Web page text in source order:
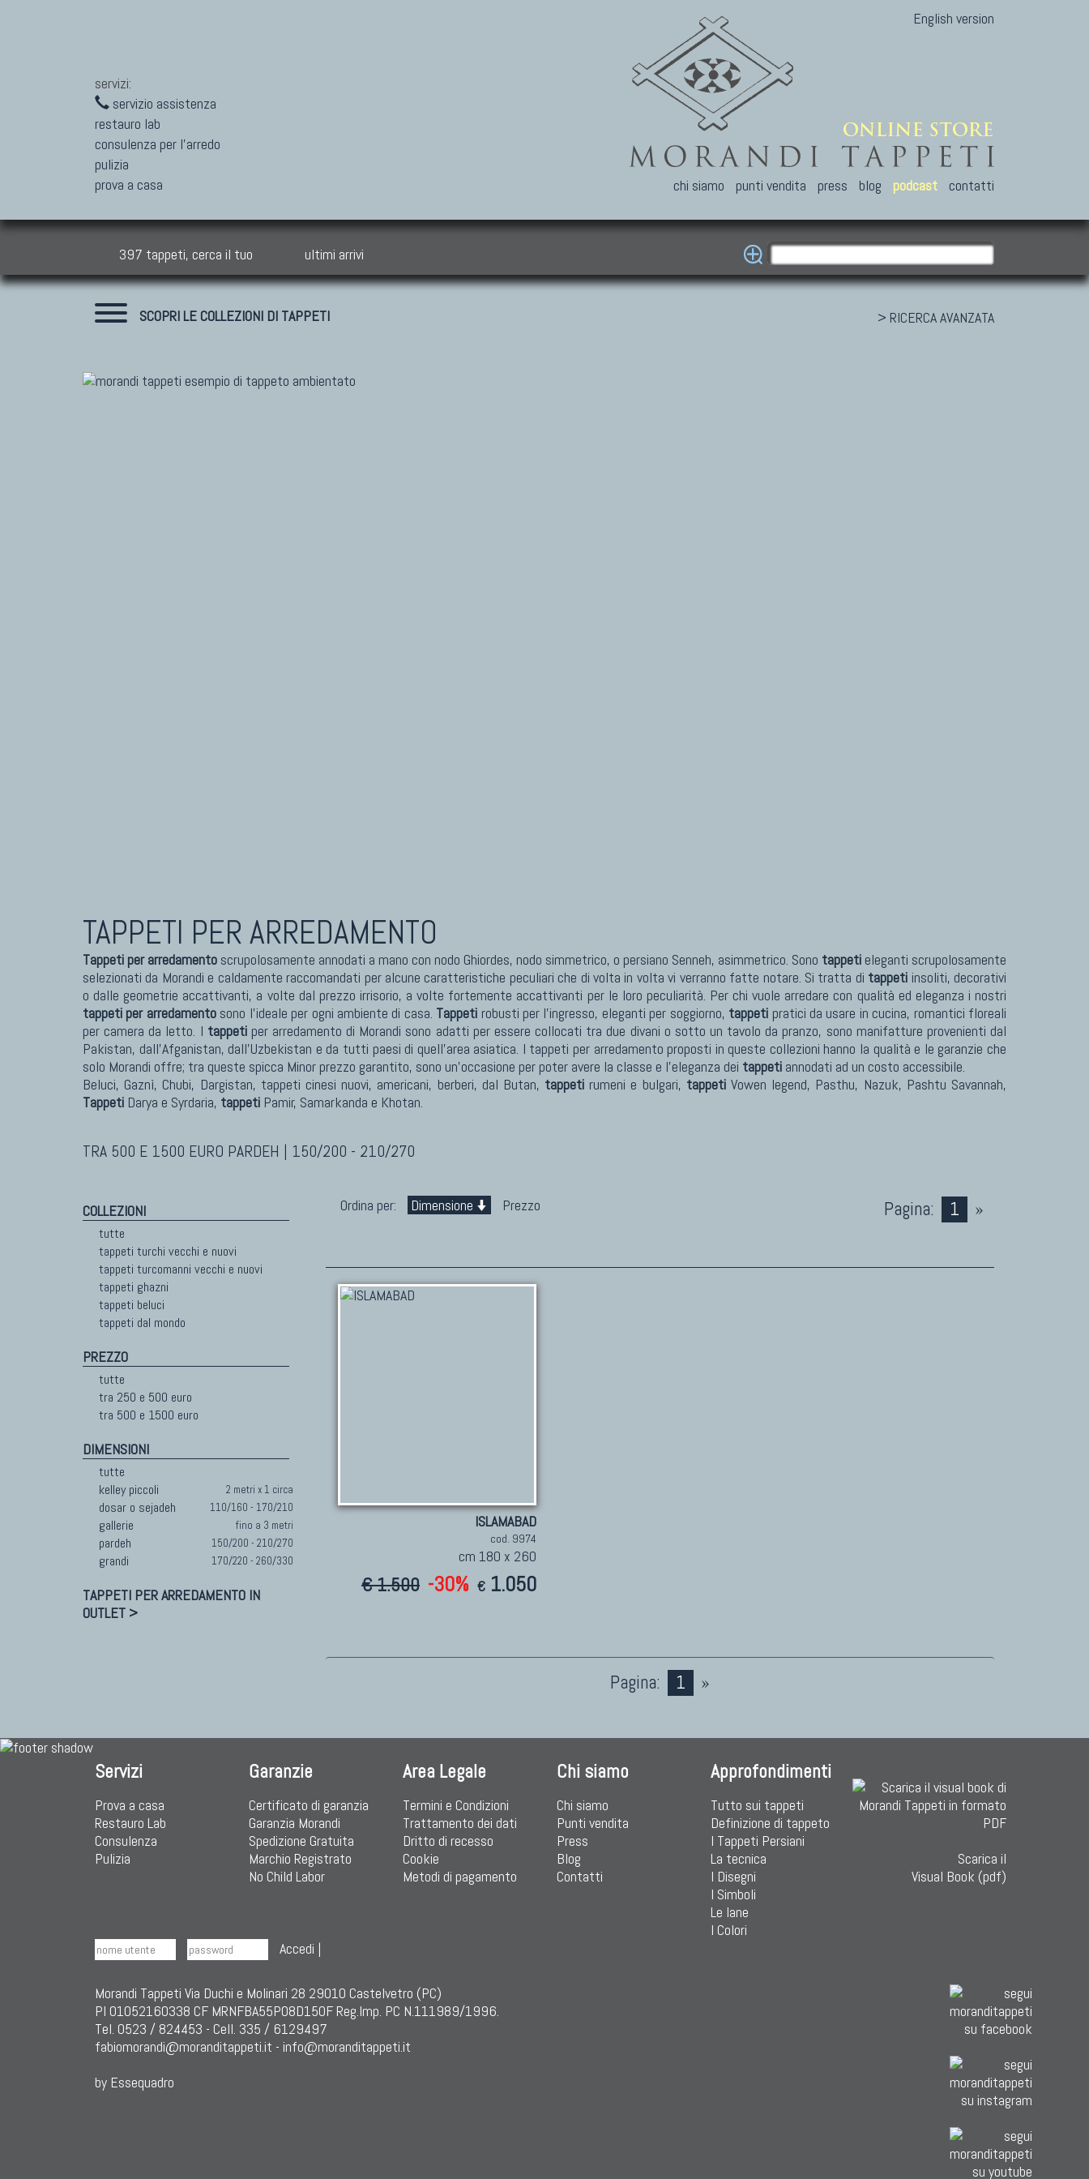
servizi:
servizio assistenza
restauro lab
consulenza per l'arredo
pulizia
prova a casa
English version
chi siamo punti vendita press blog podcast contatti
397 tappeti, cerca il tuo ultimi arrivi
SCOPRI LE COLLEZIONI DI TAPPETI > RICERCA AVANZATA
TAPPETI PER ARREDAMENTO
Tappeti per arredamento scrupolosamente annodati a mano con nodo Ghiordes, nodo simmetrico, o persiano Senneh, asimmetrico. Sono tappeti eleganti scrupolosamente
selezionati da Morandi e caldamente raccomandati per alcune caratteristiche peculiari che di volta in volta vi verranno fatte notare. Si tratta di tappeti insoliti, decorativi
o dalle geometrie accattivanti, a volte dal prezzo irrisorio, a volte fortemente accattivanti per le loro peculiarità. Per chi vuole arredare con qualità ed eleganza i nostri
tappeti per arredamentosono l'ideale per ogni ambiente di casa. Tappeti robusti per l'ingresso, eleganti per soggiorno, tappeti pratici da usare in cucina, romantici floreali
per camera da letto. I tappetiper arredamento di Morandi sono adatti per essere collocati tra due divani o sotto un tavolo da pranzo, sono manifatture provenienti dal
Pakistan, dall'Afganistan, dall'Uzbekistan e da tutti paesi di quell'area asiatica. I tappeti per arredamento proposti in queste collezioni hanno la qualità e le garanzie che
solo Morandi offre; tra queste spicca Minor prezzo garantito, sono un'occasione per poter avere la classe e l'eleganza dei tappeti annodati ad un costo accessibile.
Beluci, Gaznì, Chubi, Dargistan, tappeti cinesi nuovi, americani, berberi, dal Butan, tappeti rumeni e bulgari, tappetiVowen legend, Pasthu, Nazuk, Pashtu Savannah,
Tappeti Darya e Syrdaria, tappeti Pamir, Samarkanda e Khotan.
TRA 500 E 1500 EURO PARDEH | 150/200 - 210/270
COLLEZIONI
tutte
tappeti turchi vecchi e nuovi
tappeti turcomanni vecchi e nuovi
tappeti ghazni
tappeti beluci
tappeti dal mondo
PREZZO
tutte
tra 250 e 500 euro
tra 500 e 1500 euro
DIMENSIONI
tutte
kelley piccoli
2 metri x 1 circa
dosar o sejadeh 110/160 - 170/210
gallerie fino a 3 metri
pardeh 150/200 - 210/270
grandi 170/220 - 260/330
TAPPETI PER ARREDAMENTO IN
OUTLET >
Ordina per: Dimensione Prezzo Pagina: 1 »
ISLAMABAD
cod. 9974
cm 180 x 260
€ 1.500 -30% € 1.050
Pagina: 1 »
Servizi
Prova a casa
Restauro Lab
Consulenza
Pulizia
Garanzie
Certificato di garanzia
Garanzia Morandi
Spedizione Gratuita
Marchio Registrato
No Child Labor
Area Legale
Termini e Condizioni
Trattamento dei dati
Dritto di recesso
Cookie
Metodi di pagamento
Chi siamo
Chi siamo
Punti vendita
Press
Blog
Contatti
Approfondimenti
Tutto sui tappeti
Definizione di tappeto
I Tappeti Persiani
La tecnica
I Disegni
I Simboli
Le lane
I Colori
Scarica il
Visual Book (pdf)
Accedi |
Morandi Tappeti Via Duchi e Molinari 28 29010 Castelvetro (PC)
PI 01052160338 CF MRNFBA55P08D150F Reg.Imp. PC N.111989/1996.
Tel. 0523 / 824453 - Cell. 335 / 6129497
fabiomorandi@moranditappeti.it - info@moranditappeti.it
by Essequadro